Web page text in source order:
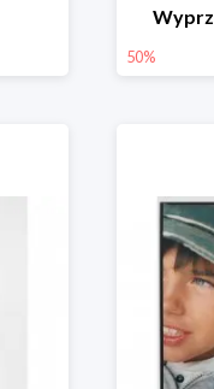
50%